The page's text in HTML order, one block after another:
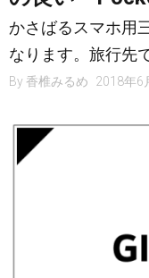
かさばるスマホ用
なります。旅行先
By 香椎みるめ 2018年6